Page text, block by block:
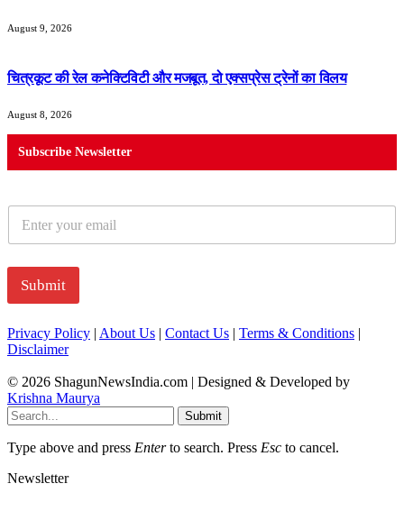
August 9, 2026
चित्रकूट की रेल कनेक्टिविटी और मजबूत, दो एक्सप्रेस ट्रेनों का विलय
August 8, 2026
Subscribe Newsletter
a
i
*
Submit
Privacy Policy About Us Contact Us Terms & Conditions
Disclaimer
© 2026 ShagunNewsIndia.com | Designed & Developed by
Krishna Maurya
Submit
Type above and press Enterto search. Press Esc to cancel.
Newsletter